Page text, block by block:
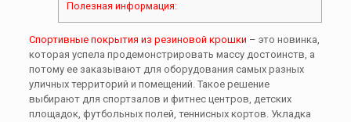
Полезная информация:
Спортивные покрытия из резиновой крошки – это новинка,
которая успела продемонстрировать массу достоинств, а
потому ее заказывают для оборудования самых разных
уличных территорий и помещений. Такое решение
выбирают для спортзалов и фитнес центров, детских
площадок, футбольных полей, теннисных кортов. Укладка